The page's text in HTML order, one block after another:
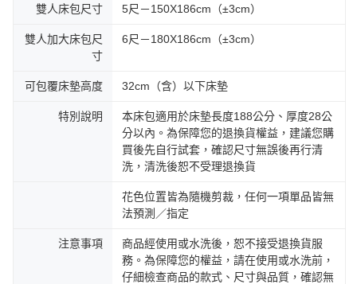
雙人床包尺寸 5尺－150X186cm（±3cm）
雙人加大床包尺
寸
6尺－180X186cm（±3cm）
可包覆床墊高度 32cm（含）以下床墊
特別說明
本床包適用於床墊長度188公分、厚度28公
分以內。為保障您的退換貨權益，建議您購
買後先自行試套，確認尺寸無誤後再行清
洗，清洗後恕不受理退換貨
花色位置皆為隨機剪裁，任何一項單品皆無
法預測／指定
注意事項
商品經使用或水洗後，恕不接受退換貨服
務。為保障您的權益，請在使用或水洗前，
仔細檢查商品的款式、尺寸與品質，確認無